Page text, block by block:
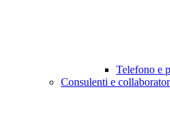
Telefono e
Consulenti e